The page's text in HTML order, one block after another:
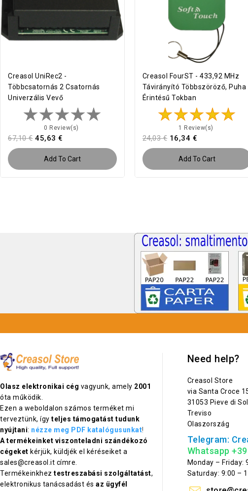
Creasol UniRec2 -
Többcsatornás 2 Csatornás
Univerzális Vevő
0 Review(s)
67,10 € 45,63 €
Add To Cart
Creasol FourST - 433,92 MHz
Távirányító Többszöröző, Puha
Érintésű Tokban
1 Review(s)
24,03 € 16,34 €
Add To Cart
Olasz elektronikai cég vagyunk, amely 2001
óta működik.
Ezen a weboldalon számos terméket mi
terveztünk, így teljes támogatást tudunk
nyújtani: nézze meg PDF katalógusunkat!
A termékeinket viszonteladni szándékozó
cégeket kérjük, küldjék el kéréseiket a
sales@creasol.it címre.
Termékeinkhez testreszabási szolgáltatást,
elektronikus tanácsadást és az ügyfél
Need help?
Creasol Store
via Santa Croce
31053 Pieve di
Treviso
Olaszország
Telegram:
Whatsapp
Monday – Friday:
Saturday: 9:00 –